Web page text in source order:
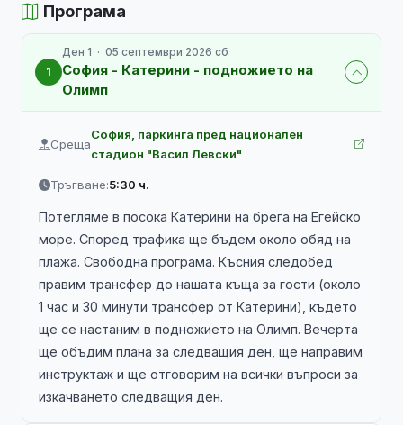
Програма
1
Ден 1 · 05 септември 2026 сб
София - Катерини - подножието на
Олимп
Среща
София, паркинга пред национален
стадион "Васил Левски"
Тръгване:5:30 ч.
Потегляме в посока Катерини на брега на Егейско
море. Според трафика ще бъдем около обяд на
плажа. Свободна програма. Късния следобед
правим трансфер до нашата къща за гости (около
1 час и 30 минути трансфер от Катерини), където
ще се настаним в подножието на Олимп. Вечерта
ще объдим плана за следващия ден, ще направим
инструктаж и ще отговорим на всички въпроси за
изкачването следващия ден.